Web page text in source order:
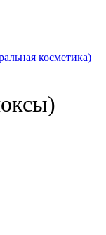
косметика)